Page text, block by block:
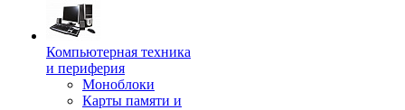
Компьютерная техника
и периферия
Моноблоки
Карты памяти и